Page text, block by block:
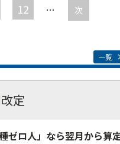
12 … 次
一覧
定
ゼロ人」なら翌月から算